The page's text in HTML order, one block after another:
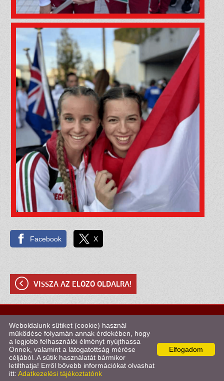
Facebook X
VISSZA AZ ELŐZŐ OLDALRA!
© 2026 - Kötélugró Klub Szombathely
Oldal információklAdatkezelési tájékoztatólImpresszum
KERESÉS AZ OLDAL TARTALMÁBAN
Elfogadom
Weboldalunk sütiket (cookie) használ
működése folyamán annak érdekében, hogy
a legjobb felhasználói élményt nyújthassa
Önnek, valamint a látogatottság mérése
céljából. A sütik használatát bármikor
letilthatja! Erről bővebb információkat olvashat
itt: Adatkezelési tájékoztatónk